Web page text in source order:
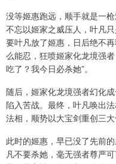
没等姬惠跑远，顺手就是一
不忘以姬家之威压人，叶凡
要叶凡放了姬惠，日后绝不
么能忍，狂喷姬家化龙境强
吃了？我今日必杀她”。
随后，姬家化龙境强者幻化
陷入苦战。最终，叶凡唤出
法相，顺势以大宝剑重创三大
此时的姬惠，早已没了先前
凡不要杀她，毫无强者尊严